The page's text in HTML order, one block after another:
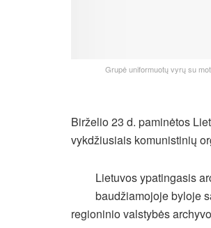
Grupė uniformuotų vyrų su
Birželio 23 d. paminėtos
vykdžiusiais komunistinių
Lietuvos ypatingasis
baudžiamojoje byloje
regioninio valstybės